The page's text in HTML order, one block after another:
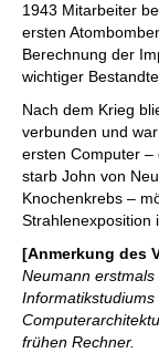
1943 Mitarbeiter
ersten
Berechnung der
wichtiger
Nach dem Krieg
verbunden und
ersten Computer
starb John von
Knochenkrebs –
Strahlenexposition
[Anmerkung des
Neumann
frühen Rechner.